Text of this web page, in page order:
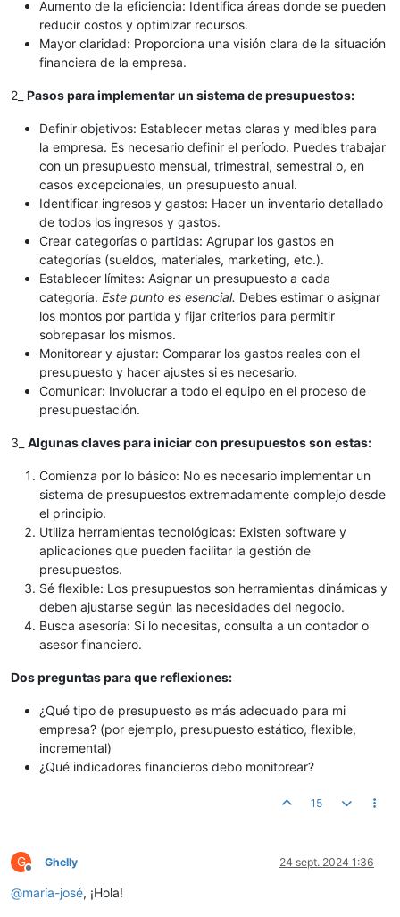
Aumento de la eficiencia: Identifica áreas donde se pueden
reducir costos y optimizar recursos.
Mayor claridad: Proporciona una visión clara de la situación
financiera de la empresa.
2_ Pasos para implementar un sistema de presupuestos:
Definir objetivos: Establecer metas claras y medibles para
la empresa. Es necesario definir el período. Puedes trabajar
con un presupuesto mensual, trimestral, semestral o, en
casos excepcionales, un presupuesto anual.
Identificar ingresos y gastos: Hacer un inventario detallado
de todos los ingresos y gastos.
Crear categorías o partidas: Agrupar los gastos en
categorías (sueldos, materiales, marketing, etc.).
Establecer límites: Asignar un presupuesto a cada
categoría. Este punto es esencial. Debes estimar o asignar
los montos por partida y fijar criterios para permitir
sobrepasar los mismos.
Monitorear y ajustar: Comparar los gastos reales con el
presupuesto y hacer ajustes si es necesario.
Comunicar: Involucrar a todo el equipo en el proceso de
presupuestación.
3_ Algunas claves para iniciar con presupuestos son estas:
Comienza por lo básico: No es necesario implementar un
sistema de presupuestos extremadamente complejo desde
el principio.
Utiliza herramientas tecnológicas: Existen software y
aplicaciones que pueden facilitar la gestión de
presupuestos.
Sé flexible: Los presupuestos son herramientas dinámicas y
deben ajustarse según las necesidades del negocio.
Busca asesoría: Si lo necesitas, consulta a un contador o
asesor financiero.
Dos preguntas para que reflexiones:
¿Qué tipo de presupuesto es más adecuado para mi
empresa? (por ejemplo, presupuesto estático, flexible,
incremental)
¿Qué indicadores financieros debo monitorear?
15
G
Desconectado
Ghelly 24 sept. 2024 1:36
@maría-josé, ¡Hola!